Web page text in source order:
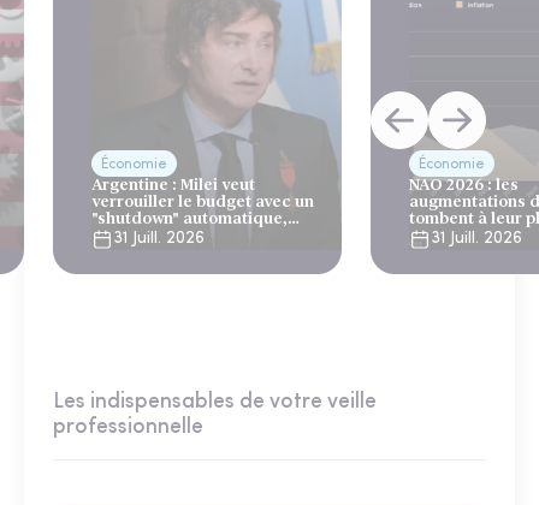
Économie
Argentine : Milei veut
verrouiller le budget avec un
"shutdown" automatique,
sous le regard bienveillant
du FMI
31 Juill. 2026
Économie
NAO 2026 : les
augmentations
tombent à leur
niveau depuis 4
31 Juill. 2026
Les indispensables de votre veille
professionnelle